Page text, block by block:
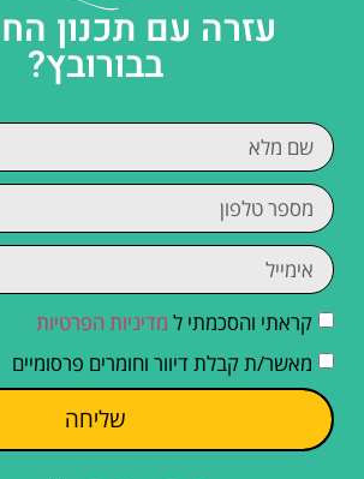
עזרה עם תכנון
בבורובץ?
קראתי והסכמתי ל מדיניות הפרטיות
מאשר/ת קבלת דיוור וחומרים פרסומיים
שליחה